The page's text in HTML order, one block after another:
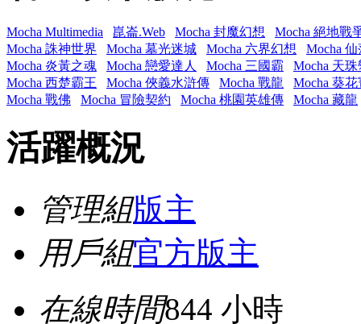
Mocha Multimedia 崑崙.Web Mocha 封魔幻想
Mocha 絕地戰
Mocha 誅神世界
Mocha 墓光迷城 Mocha 六界幻想
Mocha
Mocha 炎黃之魂
Mocha 戀愛達人 Mocha 三國霸
Mocha 天珠
Mocha 西楚霸王
Mocha 俠義水滸傳 Mocha 戰龍
Mocha 葵
Mocha 戰佛
Mocha 冒險契約 Mocha 桃園英雄傳 Mocha 藏龍
活躍概況
管理組版主
用戶組官方版主
在線時間844 小時